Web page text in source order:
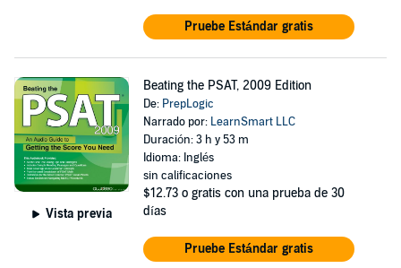
Pruebe Estándar gratis
Vista previa
Beating the PSAT, 2009 Edition
De: PrepLogic
Narrado por: LearnSmart LLC
Duración: 3 h y 53 m
Idioma: Inglés
sin calificaciones
$12.73 o gratis con una prueba de 30
días
Pruebe Estándar gratis